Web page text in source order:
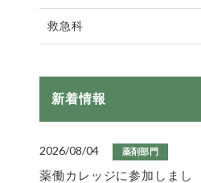
救急科
新着情報
2026/08/04 薬剤部門
薬働カレッジに参加しまし